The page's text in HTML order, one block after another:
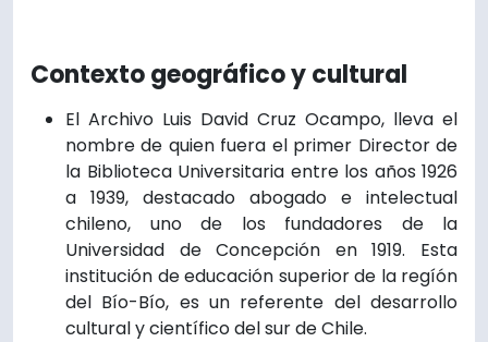
Contexto geográfico y cultural
El Archivo Luis David Cruz Ocampo, lleva el
nombre de quien fuera el primer Director de
la Biblioteca Universitaria entre los años 1926
a 1939, destacado abogado e intelectual
chileno, uno de los fundadores de la
Universidad de Concepción en 1919. Esta
institución de educación superior de la regíón
del Bío-Bío, es un referente del desarrollo
cultural y científico del sur de Chile.